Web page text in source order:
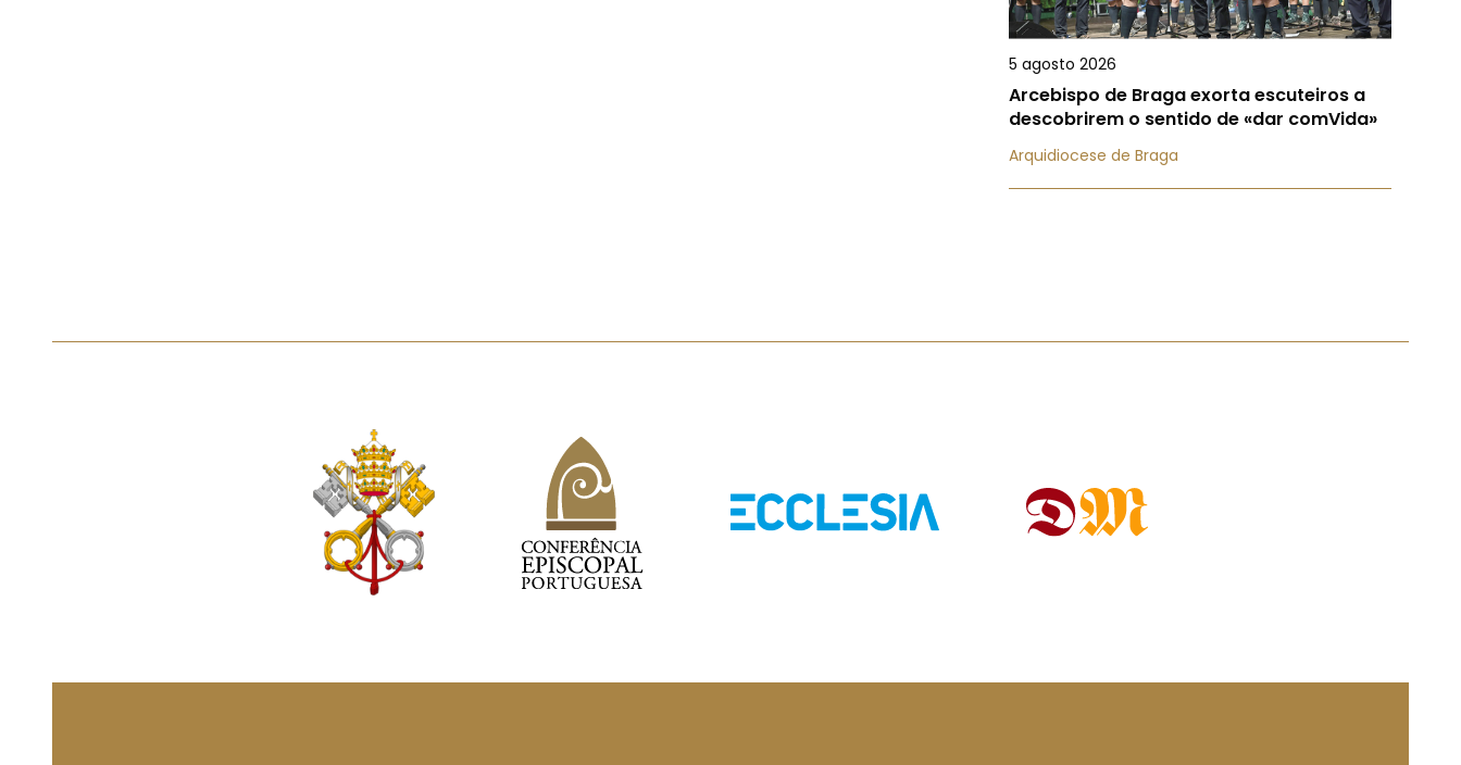
5 agosto 2026
Arcebispo de Braga exorta escuteiros a
descobrirem o sentido de «dar comVida»
Arquidiocese de Braga